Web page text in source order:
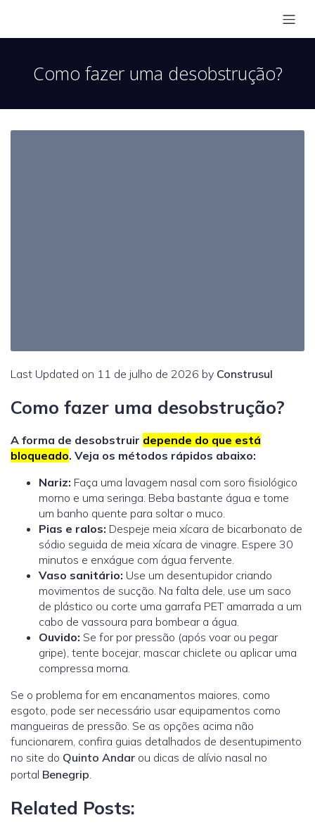
Como fazer uma desobstrução?
Last Updated on 11 de julho de 2026 by Construsul
Como fazer uma desobstrução?
A forma de desobstruir depende do que está
bloqueado. Veja os métodos rápidos abaixo:
Nariz: Faça uma lavagem nasal com soro fisiológico
morno e uma seringa. Beba bastante água e tome
um banho quente para soltar o muco.
Pias e ralos: Despeje meia xícara de bicarbonato de
sódio seguida de meia xícara de vinagre. Espere 30
minutos e enxágue com água fervente.
Vaso sanitário: Use um desentupidor criando
movimentos de sucção. Na falta dele, use um saco
de plástico ou corte uma garrafa PET amarrada a um
cabo de vassoura para bombear a água.
Ouvido: Se for por pressão (após voar ou pegar
gripe), tente bocejar, mascar chiclete ou aplicar uma
compressa morna
Se o problema for em encanamentos maiores, como
esgoto, pode ser necessário usar equipamentos como
mangueiras de pressão. Se as opções acima não
funcionarem, confira guias detalhados de desentupimento
no site do Quinto Andar ou dicas de alívio nasal no
portal Benegrip
Related Posts: